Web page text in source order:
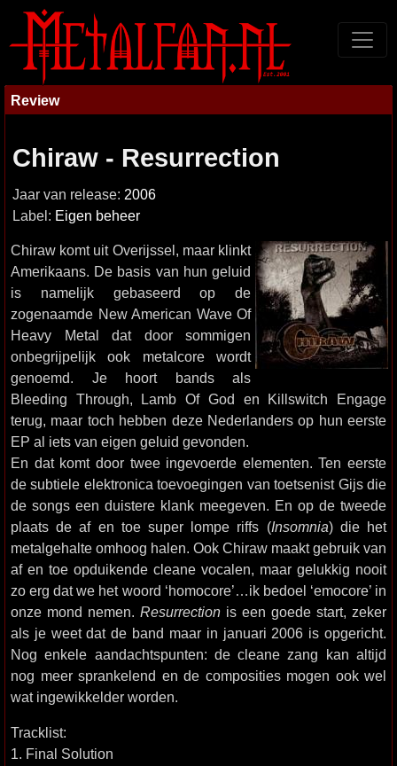
Review
Chiraw - Resurrection
Jaar van release: 2006
Label: Eigen beheer
Chiraw komt uit Overijssel, maar klinkt
Amerikaans. De basis van hun geluid
is namelijk gebaseerd op de
zogenaamde New American Wave Of
Heavy Metal dat door sommigen
onbegrijpelijk ook metalcore wordt
genoemd. Je hoort bands als
Bleeding Through, Lamb Of God en Killswitch Engage
terug, maar toch hebben deze Nederlanders op hun eerste
EP al iets van eigen geluid gevonden.
En dat komt door twee ingevoerde elementen. Ten eerste
de subtiele elektronica toevoegingen van toetsenist Gijs die
de songs een duistere klank meegeven. En op de tweede
plaats de af en toe super lompe riffs (Insomnia) die het
metalgehalte omhoog halen. Ook Chiraw maakt gebruik van
af en toe opduikende cleane vocalen, maar gelukkig nooit
zo erg dat we het woord ‘homocore’…ik bedoel ‘emocore’ in
onze mond nemen. Resurrection is een goede start, zeker
als je weet dat de band maar in januari 2006 is opgericht.
Nog enkele aandachtspunten: de cleane zang kan altijd
nog meer sprankelend en de composities mogen ook wel
wat ingewikkelder worden.
Tracklist:
1. Final Solution